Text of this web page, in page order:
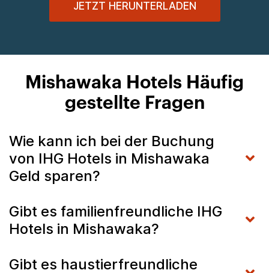
JETZT HERUNTERLADEN
Mishawaka Hotels Häufig
gestellte Fragen
Wie kann ich bei der Buchung
von IHG Hotels in Mishawaka
Geld sparen?
Gibt es familienfreundliche IHG
Hotels in Mishawaka?
Gibt es haustierfreundliche